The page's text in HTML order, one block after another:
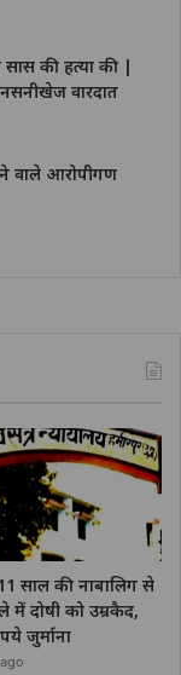
सास की हत्या की |
वारदात
वाले आरोपीगण
साल की नाबालिग से
में दोषी को उम्रकैद,
जुर्माना